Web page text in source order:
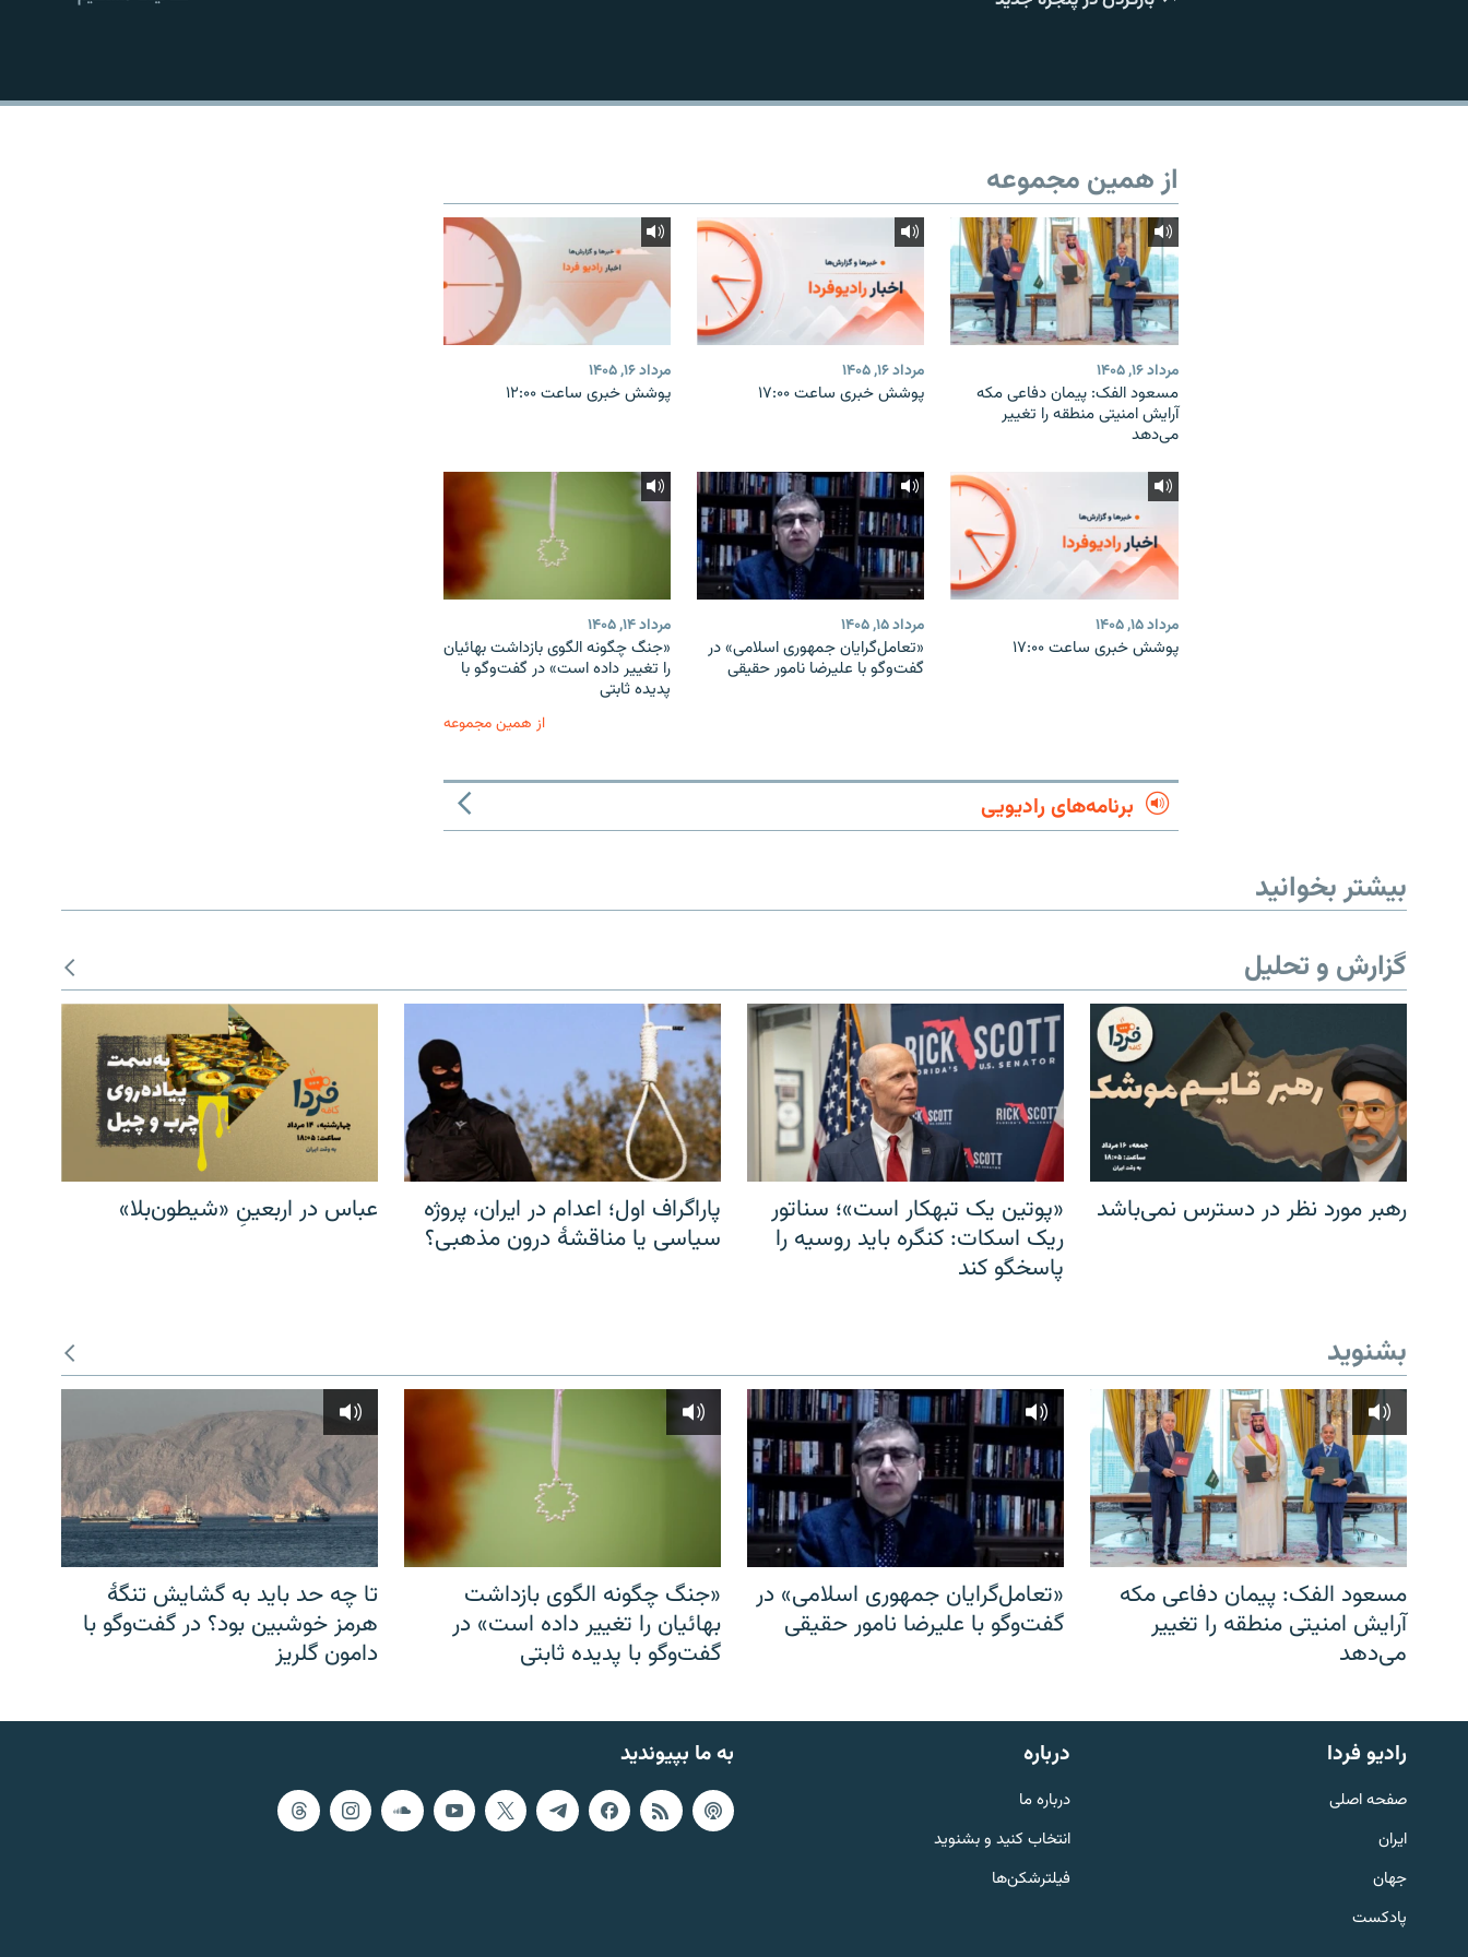
English
به ما بپیوندید
EMBED
از همین مجموعه
مرداد ۱۶, ۱۴۰۵
مسعود الفک: پیمان دفاعی مکه
آرایش امنیتی منطقه را تغییر
می‌دهد
مرداد ۱۶, ۱۴۰۵
پوشش خبری ساعت ۱۷:۰۰
مرداد ۱۶, ۱۴۰۵
پوشش خبری ساعت ۱۲:۰۰
مرداد ۱۵, ۱۴۰۵
پوشش خبری ساعت ۱۷:۰۰
مرداد ۱۵, ۱۴۰۵
«تعامل‌گرایان جمهوری اسلامی» در
گفت‌وگو با علیرضا نامور حقیقی
مرداد ۱۴, ۱۴۰۵
«جنگ چگونه الگوی بازداشت بهائیان
را تغییر داده است» در گفت‌وگو با
پدیده ثابتی
از همین مجموعه
برنامه‌های رادیویی
بیشتر بخوانید
گزارش و تحلیل
رهبر مورد نظر در دسترس نمی‌باشد
«پوتین یک تبهکار است»؛ سناتور
ریک اسکات: کنگره باید روسیه را
پاسخگو کند
پاراگراف اول؛ اعدام در ایران، پروژه
سیاسی یا مناقشهٔ درون مذهبی؟
عباس در اربعینِ «شیطون‌بلا»
بشنوید
مسعود الفک: پیمان دفاعی مکه
آرایش امنیتی منطقه را تغییر
می‌دهد
«تعامل‌گرایان جمهوری اسلامی» در
گفت‌وگو با علیرضا نامور حقیقی
«جنگ چگونه الگوی بازداشت
بهائیان را تغییر داده است» در
گفت‌وگو با پدیده ثابتی
تا چه حد باید به گشایش تنگهٔ
هرمز خوشبین بود؟ در گفت‌وگو با
دامون گلریز
به ما بپیوندید رادیو فردا
صفحه اصلی
ایران
جهان
پادکست
درباره
درباره ما
انتخاب کنید و بشنوید
فیلترشکن‌ها